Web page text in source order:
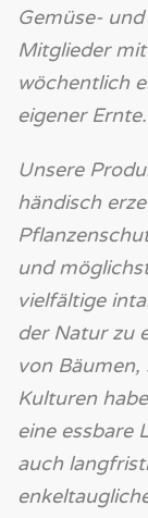
Gemüse-
Mitglieder
wöchentlich
eigener Ernte.
Unsere
händisch
und
vielfältige
der Natur zu
von
Kulturen
eine essbare
auch